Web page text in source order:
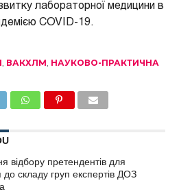
лабораторної медицини в
COVID-19.
ВАКХЛМ НАУКОВО-ПРАКТИЧНА
відбору претендентів для
складу груп експертів ДОЗ